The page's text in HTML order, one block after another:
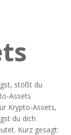
stößt du
Krypto‑Assets,
du dich
Kurz gesagt: